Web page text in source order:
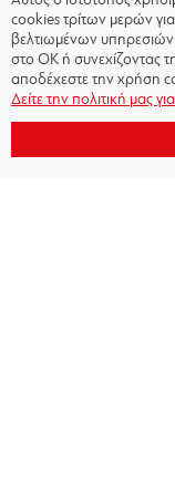
cookies τρίτων μερών
βελτιωμένων υπηρεσιών
στο OK ή συνεχίζοντας
αποδέχεστε την χρήση
Δείτε την πολιτική μας